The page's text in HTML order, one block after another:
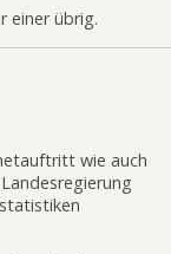
einer übrig.
wie auch